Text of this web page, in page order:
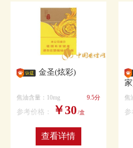
金圣(炫彩)
焦油含量：10mg 9.5分
参考价格： ￥30 /盒
查看详情
焦
参